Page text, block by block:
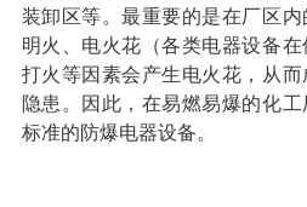
装卸区等。最重要的是在厂区
明火、电火花（各类电器设备
打火等因素会产生电火花，从
隐患。因此，在易燃易爆的化
标准的防爆电器设备。